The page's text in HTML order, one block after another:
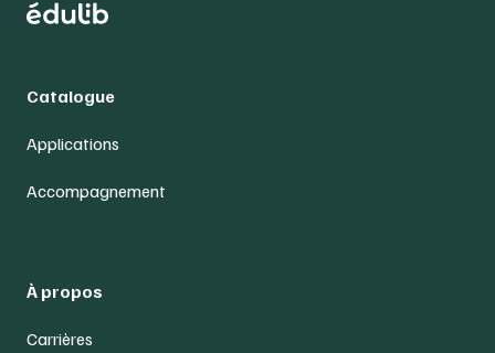
Catalogue
Applications
Accompagnement
À propos
Carrières